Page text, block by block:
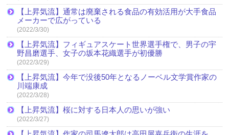
【上昇気流】通常は廃棄される食品の有効活用が大手食品
メーカーで広がっている
(2022/3/30)
【上昇気流】フィギュアスケート世界選手権で、男子の宇
野昌磨選手、女子の坂本花織選手が初優勝
(2022/3/29)
【上昇気流】今年で没後50年となるノーベル文学賞作家の
川端康成
(2022/3/28)
【上昇気流】桜に対する日本人の思いが強い
(2022/3/27)